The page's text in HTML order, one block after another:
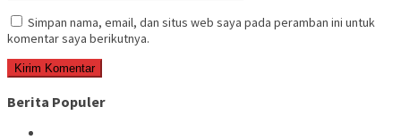
Simpan nama, email, dan situs web saya pada peramban ini untuk
komentar saya berikutnya.
Berita Populer